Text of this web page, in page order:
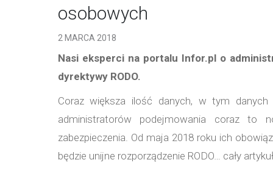
osobowych
2 MARCA 2018
Nasi eksperci na portalu Infor.pl o
dyrektywy RODO.
Coraz większa ilość danych, w tym
administratorów podejmowania coraz to
zabezpieczenia. Od maja 2018 roku ich
będzie unijne rozporządzenie RODO… cały